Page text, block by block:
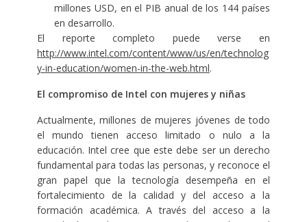
millones USD, en el PIB anual de los 144 países
en desarrollo.
El reporte completo puede verse en
http://www.intel.com/content/www/us/en/technolog
y-in-education/women-in-the-web.html.
El compromiso de Intel con mujeres y niñas
Actualmente, millones de mujeres jóvenes de todo
el mundo tienen acceso limitado o nulo a la
educación. Intel cree que este debe ser un derecho
fundamental para todas las personas, y reconoce el
gran papel que la tecnología desempeña en el
fortalecimiento de la calidad y del acceso a la
formación académica. A través del acceso a la